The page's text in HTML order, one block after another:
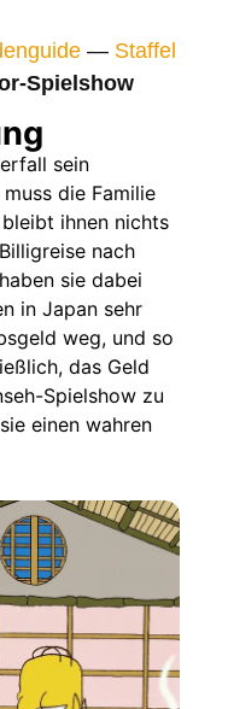
— Staffel
Spielshow
sein
die Familie
ihnen nichts
nach
sie dabei
in Japan sehr
weg, und so
das Geld
Spielshow zu
einen wahren